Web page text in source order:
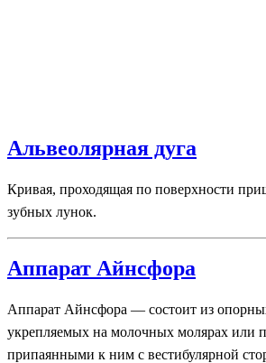
Альвеолярная дуга
Кривая, проходящая по поверхности
зубных лунок.
Аппарат Айнсфора
Аппарат Айнсфора — состоит из
укрепляемых на молочных молярах или
припаянными к ним с вестибулярной